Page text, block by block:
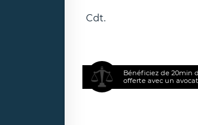
Cdt.
Bénéficiez de 20min
offerte avec un avocat.